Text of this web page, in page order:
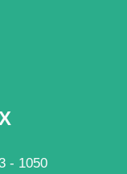
- 1050